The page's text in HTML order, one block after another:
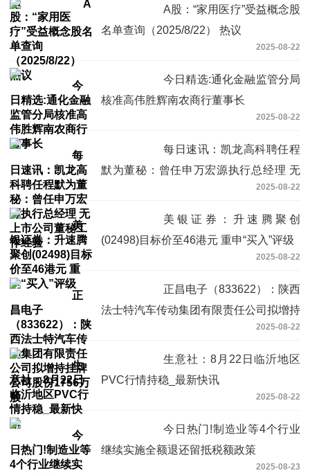
A股：“家用医疗”受益概念股
名单查询（2025/8/22） 热议
2025-08-22
今日精选:通化金融监管分局
核准高伟胜辉南农商行董事长
2025-08-22
每日速讯：凯龙高科聘任程
默为董秘：曾任申万宏源执行总经理 无
2025-08-22
美银证券：升速腾聚创
(02498)目标价至46港元 重申“买入”评级
2025-08-22
正昌电子（833622）：陕西
法士特汽车传动集团有限责任公司拟增持
2025-08-22
生意社：8月22日临沂地区
PVC行情持稳_最新快讯
2025-08-22
今日热门!制造业等4个行业
继续实施全额退还留抵税额政策
2025-08-23